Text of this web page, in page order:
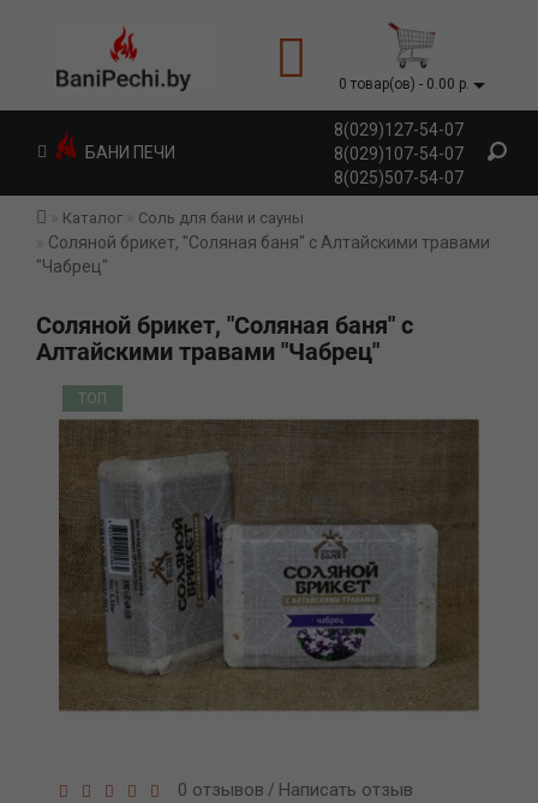
0 товар(ов) - 0.00 р.
8(029)127-54-07
8(029)107-54-07
8(025)507-54-07
БАНИ ПЕЧИ
Каталог Соль для бани и сауны
Соляной брикет, "Соляная баня" с Алтайскими травами
"Чабрец"
Соляной брикет, "Соляная баня" с
Алтайскими травами "Чабрец"
ТОП
0 отзывов / Написать отзыв